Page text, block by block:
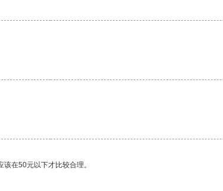
在50元以下才比较合理。